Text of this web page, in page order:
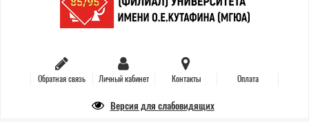
Обратная связь Личный кабинет Контакты Оплата
Версия для слабовидящих